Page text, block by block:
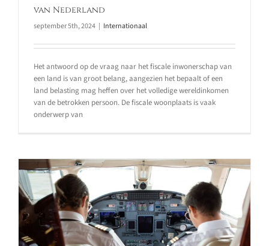
van Nederland
september 5th, 2024 | Internationaal
Het antwoord op de vraag naar het fiscale inwonerschap van
een land is van groot belang, aangezien het bepaalt of een
land belasting mag heffen over het volledige wereldinkomen
van de betrokken persoon. De fiscale woonplaats is vaak
onderwerp van